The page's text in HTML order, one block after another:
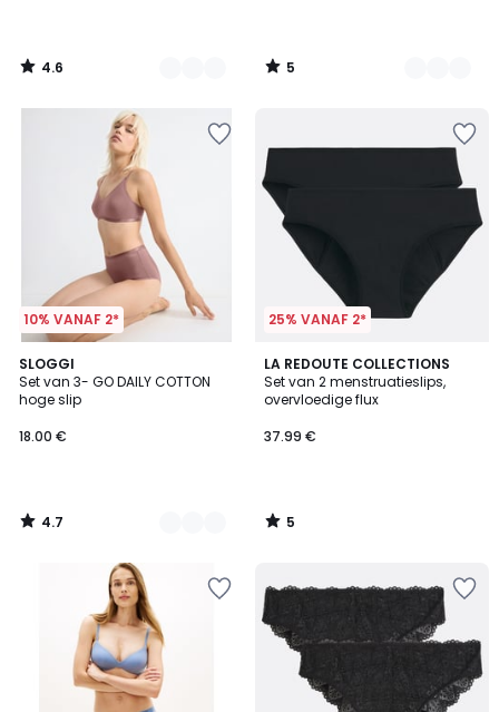
4.6
/
5
/
10% VANAF 2*
SLOGGI
Set van 3- GO DAILY COTTON
hoge slip
18.00 €
4.7
/ 5
3
Kleuren
4.7
/
25% VANAF 2*
LA REDOUTE COLLECTIONS
Set van 2 menstruatieslips,
overvloedige flux
37.99 €
5
/
5
5
/